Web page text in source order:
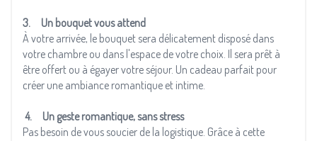
3. Un bouquet vous attend
À votre arrivée, le bouquet sera délicatement disposé dans
votre chambre ou dans l'espace de votre choix. Il sera prêt à
être offert ou à égayer votre séjour. Un cadeau parfait pour
créer une ambiance romantique et intime.
4. Un geste romantique, sans stress
Pas besoin de vous soucier de la logistique. Grâce à cette